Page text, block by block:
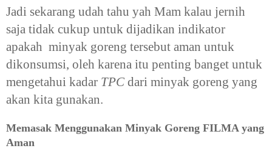
Jadi sekarang udah tahu yah Mam kalau jernih
saja tidak cukup untuk dijadikan indikator
apakah minyak goreng tersebut aman untuk
dikonsumsi, oleh karena itu penting banget untuk
mengetahui kadar TPC dari minyak goreng yang
akan kita gunakan.
Memasak Menggunakan Minyak Goreng FILMA yang
Aman